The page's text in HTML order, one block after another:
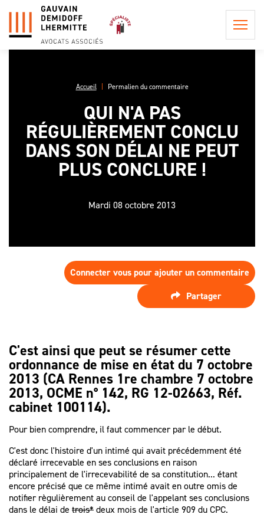
Accueil Permalien du commentaire
QUI N'A PAS
RÉGULIÈREMENT CONCLU
DANS SON DÉLAI NE PEUT
PLUS CONCLURE !
Mardi 08 octobre 2013
Connecter vous pour ajouter un commentaire
Partager
C'est ainsi que peut se résumer cette
ordonnance de mise en état du 7 octobre
2013 (CA Rennes 1re chambre 7 octobre
2013, OCME n° 142, RG 12-02663, Réf.
cabinet 100114).
Pour bien comprendre, il faut commencer par le début.
C'est donc l'histoire d'un intimé qui avait précédemment été
déclaré irrecevable en ses conclusions en raison
principalement de l'irrecevabilité de sa constitution... étant
encore précisé que ce même intimé avait en outre omis de
notifier règulièrement au conseil de l'appelant ses conclusions
dans le délai de trois*deux mois de l'article 909 du CPC.
SOMMES-
NOUS ?
POSTULATION ET
REPRÉSENTATION
LES HONORAIRES
PROCÉDURE
D'APPEL